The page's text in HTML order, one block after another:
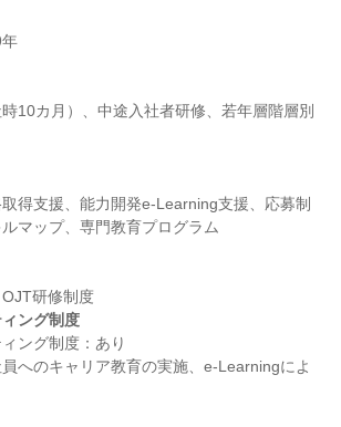
10カ月）、中途入社者研修、若年層階層別
得支援、能力開発e-Learning支援、応募制
ング制度
ング制度：あり
へのキャリア教育の実施、e-Learningによ